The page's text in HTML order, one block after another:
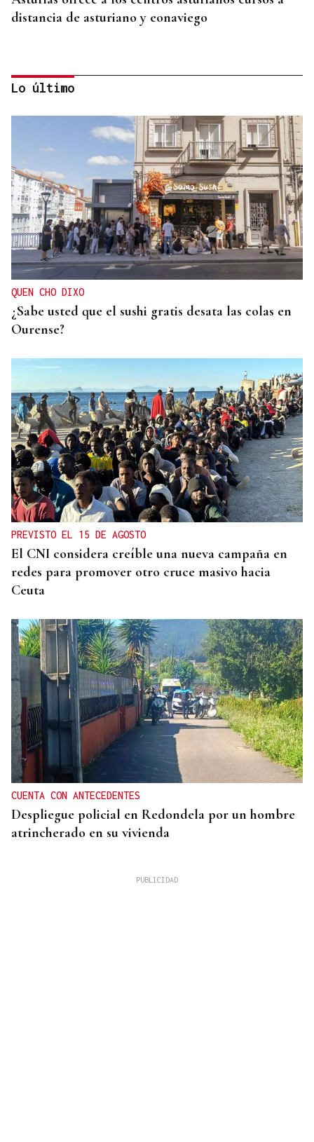
distancia de asturiano y eonaviego
CONCIERTO EN PARÍS
La música de Vigo conquista París con una misa
solemne y dos memorables conciertos
Lo último
QUEN CHO DIXO
¿Sabe usted que el sushi gratis desata las colas en
Ourense?
PREVISTO EL 15 DE AGOSTO
El CNI considera creíble una nueva campaña en
redes para promover otro cruce masivo hacia
Ceuta
CUENTA CON ANTECEDENTES
Despliegue policial en Redondela por un hombre
atrincherado en su vivienda